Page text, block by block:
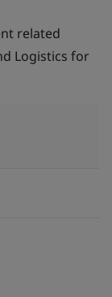
related
Logistics for